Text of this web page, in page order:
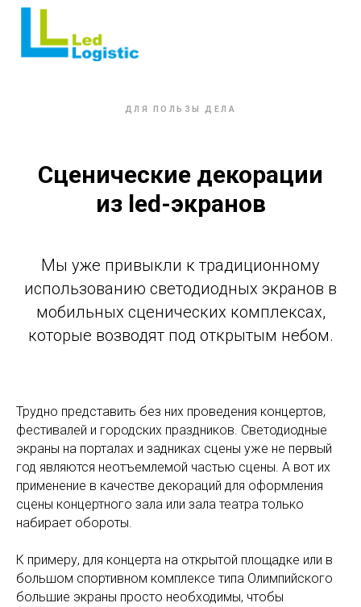
ДЛЯ ПОЛЬЗЫ ДЕЛА
Сценические декорации
из led-экранов
Мы уже привыкли к традиционному
использованию светодиодных экранов в
мобильных сценических комплексах,
которые возводят под открытым небом.
Трудно представить без них проведения концертов,
фестивалей и городских праздников. Светодиодные
экраны на порталах и задниках сцены уже не первый
год являются неотъемлемой частью сцены. А вот их
применение в качестве декораций для оформления
сцены концертного зала или зала театра только
набирает обороты.
К примеру, для концерта на открытой площадке или в
большом спортивном комплексе типа Олимпийского
большие экраны просто необходимы, чтобы